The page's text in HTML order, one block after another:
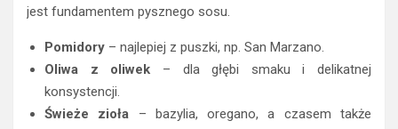
jest fundamentem pysznego sosu.
Pomidory – najlepiej z puszki, np. San Marzano.
Oliwa z oliwek – dla głębi smaku i delikatnej
konsystencji.
Świeże zioła – bazylia, oregano, a czasem także